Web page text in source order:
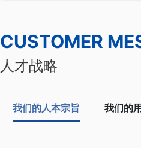
CUSTOMER
人才战略
我们的人本宗旨 我们的